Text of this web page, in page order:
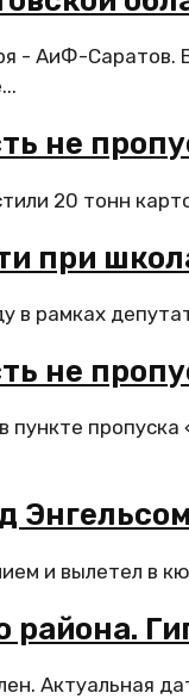
- АиФ-Саратов.
не
20 тонн
при
в рамках
не
пункте
и вылетел в
Актуальная